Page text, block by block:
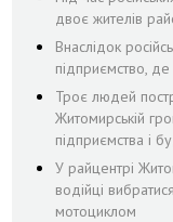
двоє жителів
Внаслідок
підприємство,
Троє людей
Житомирській
підприємства і
У райцентрі
водійці
мотоциклом